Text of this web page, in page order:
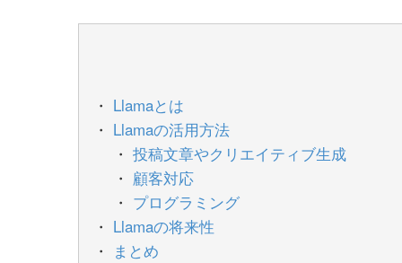
Llamaとは
Llamaの活用方法
投稿文章やクリエイティブ生成
顧客対応
プログラミング
Llamaの将来性
まとめ